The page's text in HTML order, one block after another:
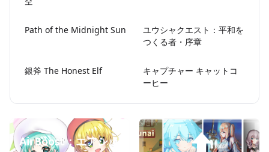
Path of the Midnight Sun
ユウシャクエスト：平和を
つくる者・序章
銀斧 The Honest Elf
キャプチャー キャットコ
ーヒー
AirBoost：エアシッ